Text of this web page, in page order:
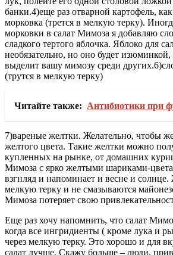
банки.4)еще раз отварной картофель,
морковка (трется в мелкую терку).
морковки в салат Мимоза я добавляю
сладкого тертого яблочка. Яблоко для
необязательно, но оно будет изюминкой,
выделит вашу мимозу среди
(трутся в мелкую терку)
Читайте также: Антибиотики при
7)вареные желтки. Желательно, чтобы
желтого цвета. Такие желтки можно
купленных на рынке, от домашних
Мимоза с ярко желтыми шариками-
взгнляд и напоминает и весне и солнце.
мелкую терку и не смазываются
Мимоза потеряет свою
Еще раз хочу напомнить, что салат
когда все ингридиенты ( кроме лука и
через мелкую терку. Это хорошо и для
салат лучше. Скажу больше – люди,